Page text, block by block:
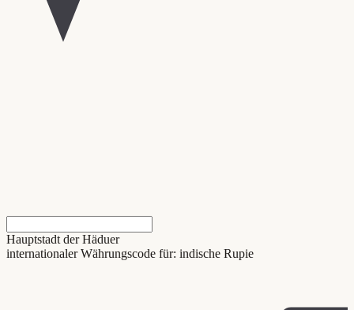
Hauptstadt der Häduer
internationaler Währungscode für: indische Rupie